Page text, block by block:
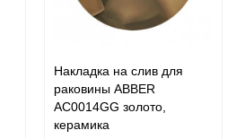
Накладка на слив для
раковины ABBER
AC0014GG золото,
керамика